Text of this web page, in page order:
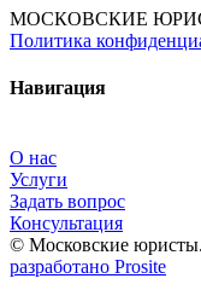
МОСКОВСКИЕ
Политика
Навигация
О нас
Услуги
Задать вопрос
Консультация
© Московские
разработано Prosite